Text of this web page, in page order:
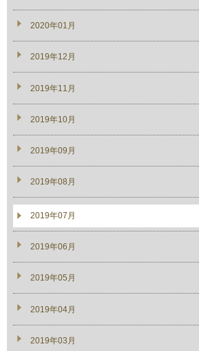
2020年01月
2019年12月
2019年11月
2019年10月
2019年09月
2019年08月
2019年07月
2019年06月
2019年05月
2019年04月
2019年03月